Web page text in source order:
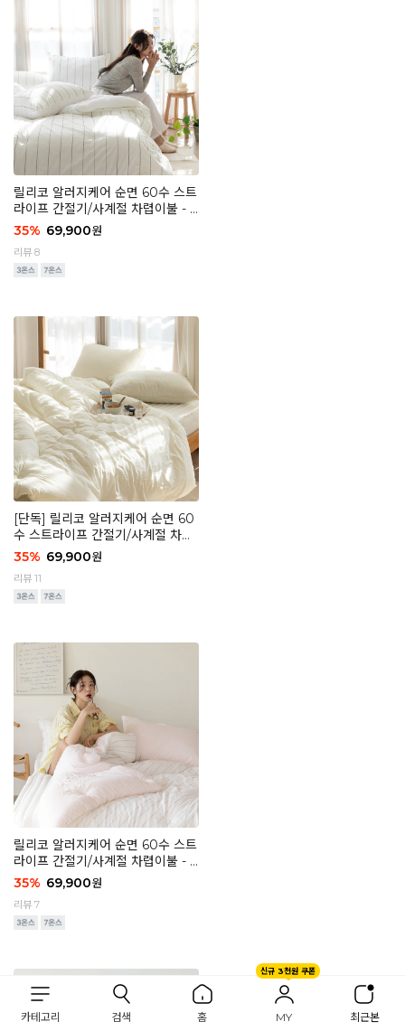
카테고리 검색 홈
신규 3천원 쿠폰
MY 최근본
릴리코 알러지케어 순면 60수 스트
라이프 간절기/사계절 차렵이불 - 0
1 클래식 화이트
35% 69,900원
리뷰 8
[단독] 릴리코 알러지케어 순면 60
수 스트라이프 간절기/사계절 차렵
이불 - 04 마일드 베이지
35% 69,900원
리뷰 11
릴리코 알러지케어 순면 60수 스트
라이프 간절기/사계절 차렵이불 - 0
3 디어 핑크
35% 69,900원
리뷰 7